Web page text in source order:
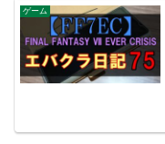
ゲーム